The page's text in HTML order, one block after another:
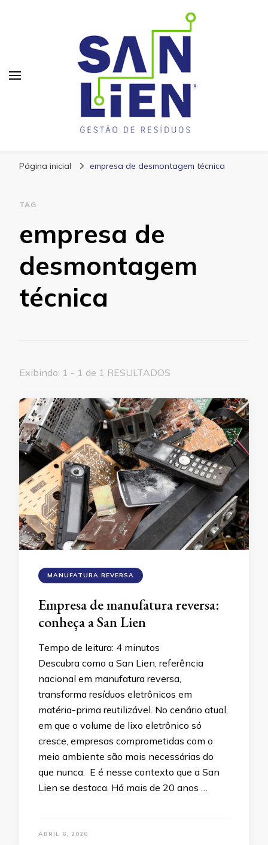
Página inicial empresa de desmontagem técnica
TAG
empresa de
desmontagem
técnica
Exibindo: 1 - 1 de 1 RESULTADOS
MANUFATURA REVERSA
Empresa de manufatura reversa:
conheça a San Lien
Tempo de leitura: 4 minutos
Descubra como a San Lien, referência
nacional em manufatura reversa,
transforma resíduos eletrônicos em
matéria-prima reutilizável. No cenário atual,
em que o volume de lixo eletrônico só
cresce, empresas comprometidas com o
meio ambiente são mais necessárias do
que nunca. E é nesse contexto que a San
Lien se destaca. Há mais de 20 anos …
ABRIL 6, 2026